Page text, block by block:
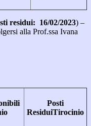
residui: 16/02/2023) –
alla Prof.ssa Ivana
Posti
ResiduiTirocinio